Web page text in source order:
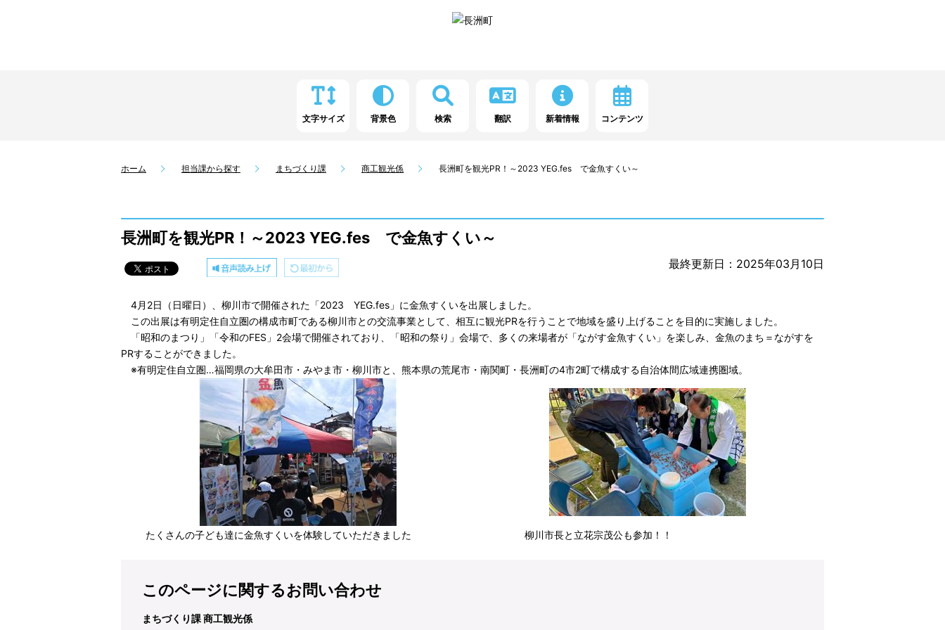
文字サイズ 背景色 検索 翻訳 新着情報 コンテンツ
ホーム 担当課から探す まちづくり課 商工観光係 長洲町を観光PR！～2023 YEG.fes で金魚すくい～
長洲町を観光PR！～2023 YEG.fes で金魚すくい～
最終更新日：2025年03月10日
4月2日（日曜日）、柳川市で開催された「2023 YEG.fes」に金魚すくいを出展しました。
この出展は有明定住自立圏の構成市町である柳川市との交流事業として、相互に観光PRを行うことで地域を盛り上げることを目的に実施しました。
「昭和のまつり」「令和のFES」2会場で開催されており、「昭和の祭り」会場で、多くの来場者が「ながす金魚すくい」を楽しみ、金魚のまち＝ながすを
PRすることができました。
※有明定住自立圏…福岡県の大牟田市・みやま市・柳川市と、熊本県の荒尾市・南関町・長洲町の4市2町で構成する自治体間広域連携圏域。
たくさんの子ども達に金魚すくいを体験していただきました 柳川市長と立花宗茂公も参加！！
このページに関するお問い合わせ
まちづくり課 商工観光係